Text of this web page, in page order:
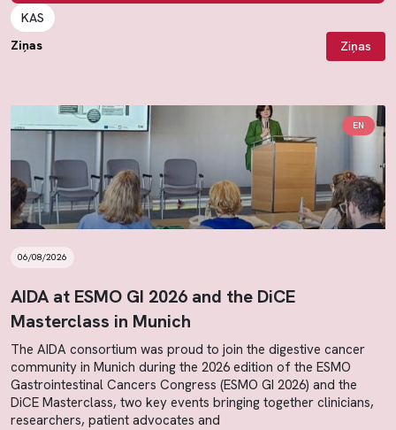
KAS
Ziņas
Ziņas
EN
AIDA at ESMO GI 2026 and the DiCE
Masterclass in Munich
The AIDA consortium was proud to join the digestive cancer
community in Munich during the 2026 edition of the ESMO
Gastrointestinal Cancers Congress (ESMO GI 2026) and the
DiCE Masterclass, two key events bringing together clinicians,
researchers, patient advocates and
06/08/2026